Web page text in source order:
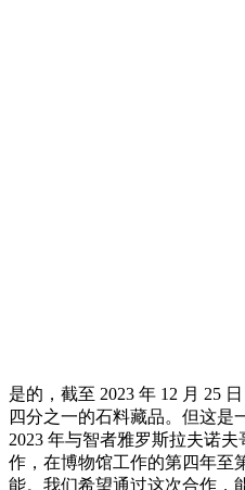
是的，截至 2023 年 12 月 25
四分之一的石料藏品。但这是
2023 年与智者雅罗斯拉夫诺
作，在博物馆工作的第四年至
能。我们希望通过这次合作，